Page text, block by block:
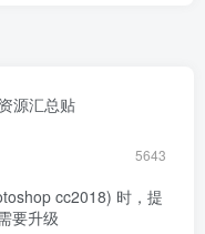
源汇总贴
5643
cc2018) 时，提
要升级